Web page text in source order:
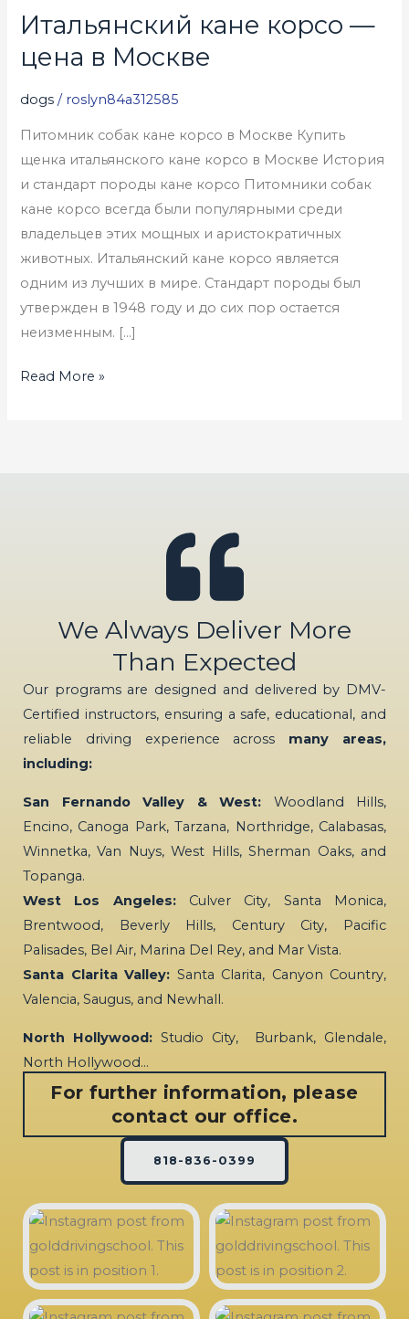
Итальянский кане корсо —
цена в Москве
dogs / roslyn84a312585
Питомник собак кане корсо в Москве Купить
щенка итальянского кане корсо в Москве История
и стандарт породы кане корсо Питомники собак
кане корсо всегда были популярными среди
владельцев этих мощных и аристократичных
животных. Итальянский кане корсо является
одним из лучших в мире. Стандарт породы был
утвержден в 1948 году и до сих пор остается
неизменным. […]
Итальянский
корсо
—
в
Москве
Read More »
We Always Deliver More
Than Expected
Our programs are designed and delivered by DMV-
Certified instructors, ensuring a safe, educational, and
reliable driving experience across many areas,
including:
San Fernando Valley & West: Woodland Hills,
Encino, Canoga Park, Tarzana, Northridge, Calabasas,
Winnetka, Van Nuys, West Hills, Sherman Oaks, and
Topanga.
West Los Angeles:Culver City, Santa Monica,
Brentwood, Beverly Hills, Century City, Pacific
Palisades, Bel Air, Marina Del Rey, and Mar Vista.
Santa Clarita Valley: Santa Clarita, Canyon Country,
Valencia, Saugus, and Newhall.
North Hollywood: Studio City, Burbank, Glendale,
North Hollywood…
For further information, please
contact our office.
818-836-0399